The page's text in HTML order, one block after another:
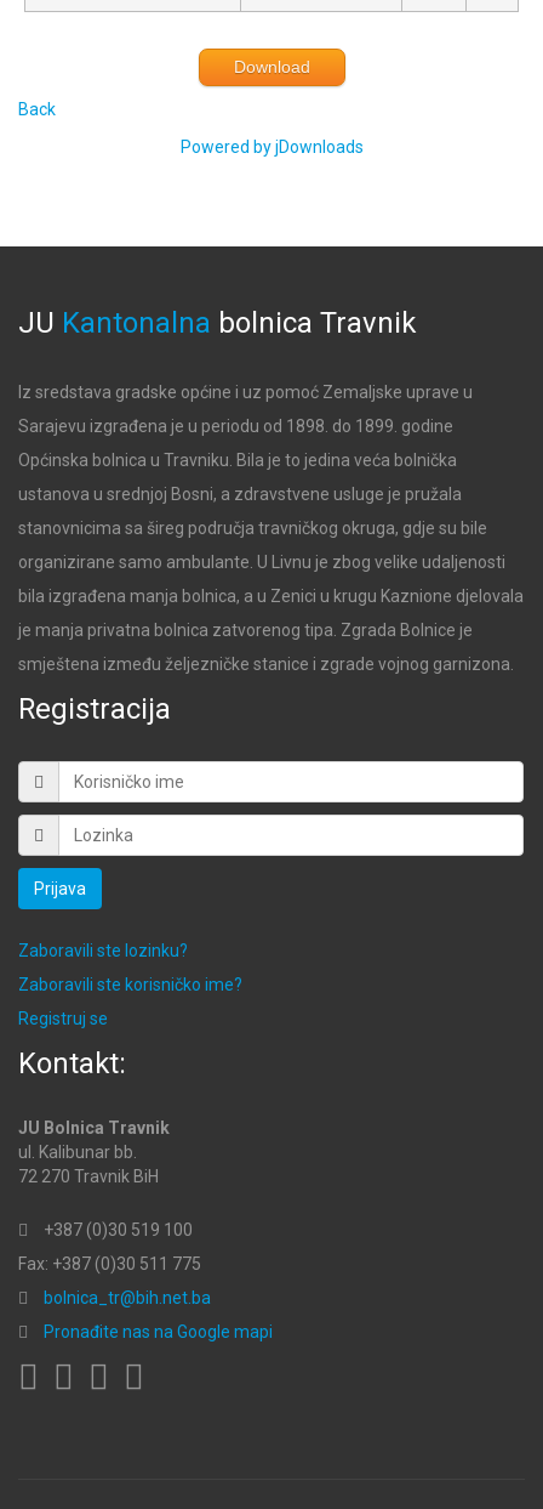
Download
Back
Powered by jDownloads
JU Kantonalna bolnica Travnik
Iz sredstava gradske općine i uz pomoć Zemaljske uprave u
Sarajevu izgrađena je u periodu od 1898. do 1899. godine
Općinska bolnica u Travniku. Bila je to jedina veća bolnička
ustanova u srednjoj Bosni, a zdravstvene usluge je pružala
stanovnicima sa šireg područja travničkog okruga, gdje su bile
organizirane samo ambulante. U Livnu je zbog velike udaljenosti
bila izgrađena manja bolnica, a u Zenici u krugu Kaznione djelovala
je manja privatna bolnica zatvorenog tipa. Zgrada Bolnice je
smještena između željezničke stanice i zgrade vojnog garnizona.
Registracija
Prijava
Zaboravili ste lozinku?
Zaboravili ste korisničko ime?
Registruj se
Kontakt:
JU Bolnica Travnik
ul. Kalibunar bb.
72 270 Travnik BiH
+387 (0)30 519 100
Fax: +387 (0)30 511 775
bolnica_tr@bih.net.ba
Pronađite nas na Google mapi